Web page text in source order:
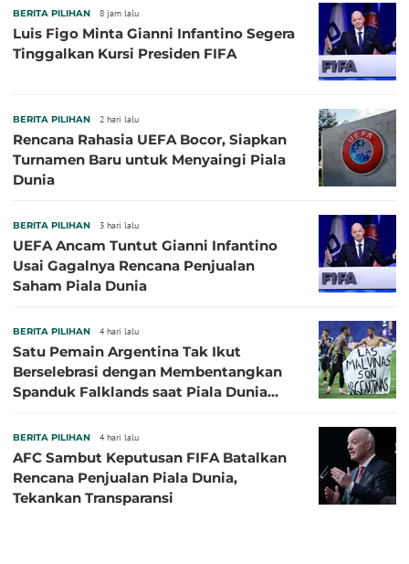
BERITA PILIHAN 8 jam lalu
Luis Figo Minta Gianni Infantino Segera
Tinggalkan Kursi Presiden FIFA
BERITA PILIHAN 2 hari lalu
Rencana Rahasia UEFA Bocor, Siapkan
Turnamen Baru untuk Menyaingi Piala
Dunia
BERITA PILIHAN 3 hari lalu
UEFA Ancam Tuntut Gianni Infantino
Usai Gagalnya Rencana Penjualan
Saham Piala Dunia
BERITA PILIHAN 4 hari lalu
Satu Pemain Argentina Tak Ikut
Berselebrasi dengan Membentangkan
Spanduk Falklands saat Piala Dunia
BERITA PILIHAN 4 hari lalu
AFC Sambut Keputusan FIFA Batalkan
Rencana Penjualan Piala Dunia,
Tekankan Transparansi